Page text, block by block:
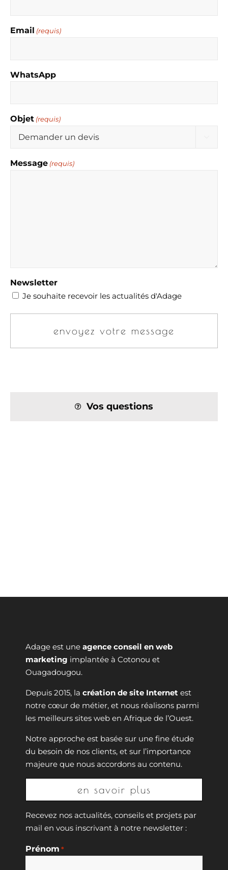
Email (requis)
WhatsApp
Objet (requis)
Message (requis)
Newsletter
Je souhaite recevoir les actualités d'Adage
Vos questions
Adage est une agence conseil en web
marketing implantée à Cotonou et
Ouagadougou.
Depuis 2015, la création de site Internet est
notre cœur de métier, et nous réalisons parmi
les meilleurs sites web en Afrique de l’Ouest.
Notre approche est basée sur une fine étude
du besoin de nos clients, et sur l’importance
majeure que nous accordons au contenu.
en savoir plus
Recevez nos actualités, conseils et projets par
mail en vous inscrivant à notre newsletter :
Prénom *